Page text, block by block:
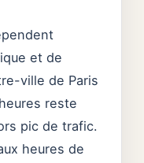
et de
ville de Paris
reste
pic de trafic.
heures de